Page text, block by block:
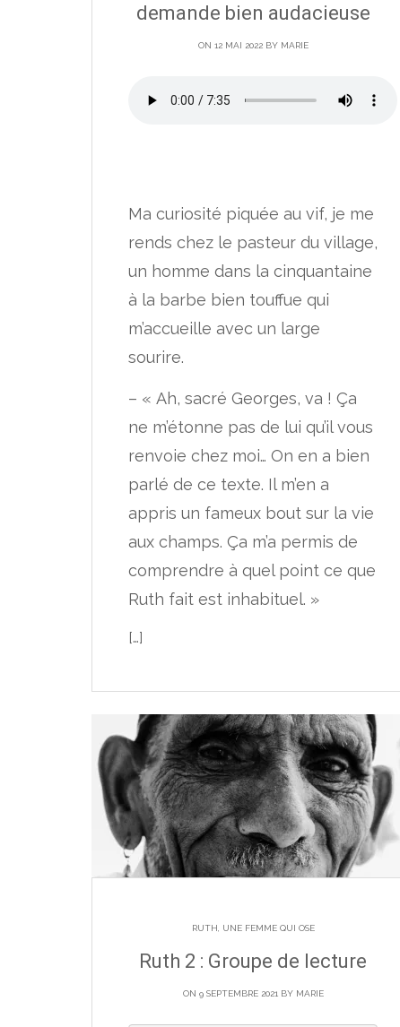
demande bien audacieuse
ON 12 MAI 2022 BY MARIE
Ma curiosité piquée au vif, je me
rends chez le pasteur du village,
un homme dans la cinquantaine
à la barbe bien touffue qui
m’accueille avec un large
sourire.
– « Ah, sacré Georges, va ! Ça
ne m’étonne pas de lui qu’il vous
renvoie chez moi… On en a bien
parlé de ce texte. Il m’en a
appris un fameux bout sur la vie
aux champs. Ça m’a permis de
comprendre à quel point ce que
Ruth fait est inhabituel. »
[…]
RUTH, UNE FEMME QUI OSE
Ruth 2 : Groupe de lecture
ON 9 SEPTEMBRE 2021 BY MARIE